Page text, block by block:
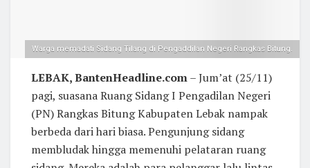
Warga memadati Sidang Tilang di Pengaddilan Negeri Rangkas Bitung.
LEBAK, BantenHeadline.com– Jum’at (25/11)
pagi, suasana Ruang Sidang I Pengadilan Negeri
(PN) Rangkas Bitung Kabupaten Lebak nampak
berbeda dari hari biasa. Pengunjung sidang
membludak hingga memenuhi pelataran ruang